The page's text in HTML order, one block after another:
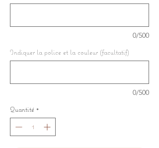
0/500
Indiquer la police et la couleur (facultatif)
0/500
Quantité *